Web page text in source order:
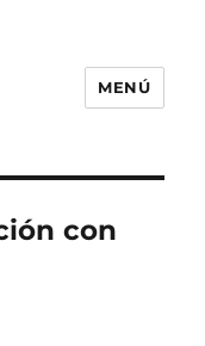
MENÚ
con